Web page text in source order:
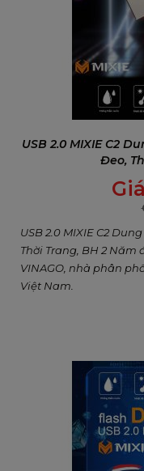
USB 2.0 MIXIE C2
Đeo,
USB 2.0 MIXIE C2
Thời Trang, BH 2
VINAGO, nhà phân
Việt Nam.